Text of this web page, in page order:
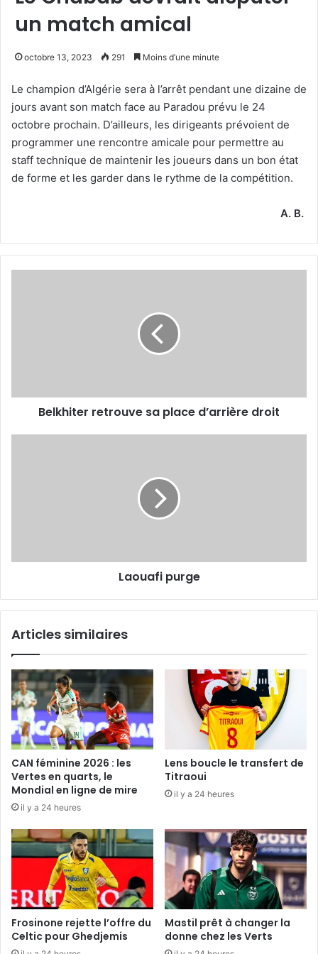
un match amical
octobre 13, 2023 291 Moins d’une minute
Le champion d’Algérie sera à l’arrêt pendant une dizaine de
jours avant son match face au Paradou prévu le 24
octobre prochain. D’ailleurs, les dirigeants prévoient de
programmer une rencontre amicale pour permettre au
staff technique de maintenir les joueurs dans un bon état
de forme et les garder dans le rythme de la compétition.
A. B.
Belkhiter retrouve sa place d’arrière droit
Laouafi purge
Articles similaires
CAN féminine 2026 : les
Vertes en quarts, le
Mondial en ligne de mire
il y a 24 heures
Lens boucle le transfert de
Titraoui
il y a 24 heures
Frosinone rejette l’offre du
Celtic pour Ghedjemis
Mastil prêt à changer la
donne chez les Verts